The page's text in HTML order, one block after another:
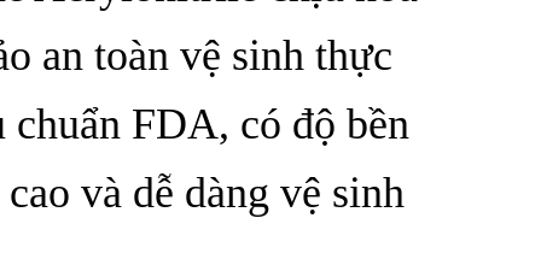
an toàn vệ sinh thực
chuẩn FDA, có độ bền
và dễ dàng vệ sinh